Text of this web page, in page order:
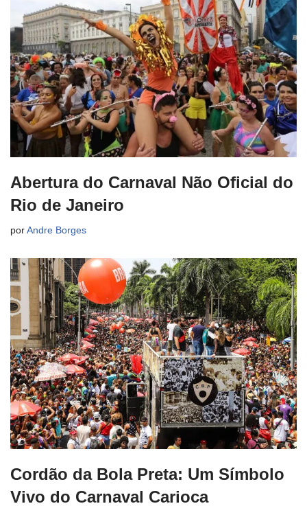
Abertura do Carnaval Não Oficial do
Rio de Janeiro
por Andre Borges
Cordão da Bola Preta: Um Símbolo
Vivo do Carnaval Carioca